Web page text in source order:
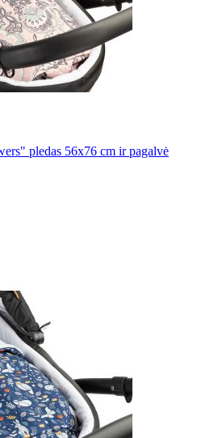
pledas 56x76 cm ir pagalvė